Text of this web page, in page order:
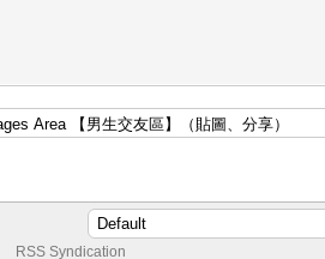
RSS Syndication